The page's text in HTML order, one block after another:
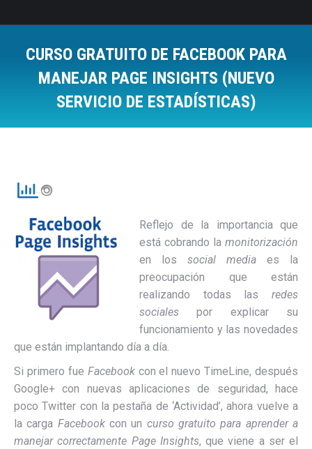
CURSO GRATUITO DE FACEBOOK PARA
MANEJAR PAGE INSIGHTS (NUEVO
SERVICIO DE ESTADÍSTICAS)
Reflejo de la importancia que
está cobrando la monitorización
en los social media es la
preocupación que están
realizando todas las redes
sociales por explicar su
funcionamiento y las novedades
que están implantando día a día.
Si primero fue Facebookcon el nuevo TimeLine, después
Google+ con nuevas aplicaciones de seguridad, hace
poco Twitter con la pestaña de ‘Actividad’, ahora vuelve a
la carga Facebookcon un curso gratuito para aprender a
manejar correctamente Page Insights, que viene a ser el